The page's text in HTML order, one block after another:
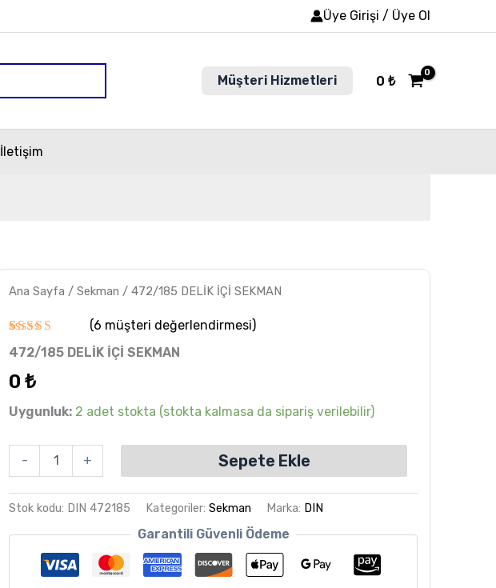
Üye Girişi / Üye Ol
Müşteri Hizmetleri 0 ₺
İletişim
Ana Sayfa /Sekman / 472/185 DELİK İÇİ SEKMAN
6müşteri
puanına
5 üzerinden
aldı
(6 müşteri değerlendirmesi)
472/185 DELİK İÇİ SEKMAN
0₺
Uygunluk: 2 adet stokta (stokta kalmasa da sipariş verilebilir)
-
DELİK
SEKMAN
+ Sepete Ekle
Stok kodu: DIN 472185 Kategoriler:Sekman Marka: DIN
Garantili Güvenli Ödeme